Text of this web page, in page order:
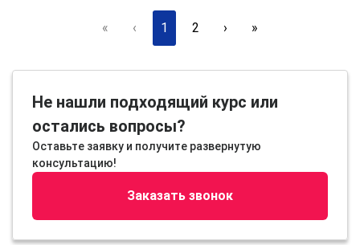
« ‹ 1 2 › »
Не нашли подходящий курс или
остались вопросы?
Оставьте заявку и получите развернутую
консультацию!
Заказать звонок